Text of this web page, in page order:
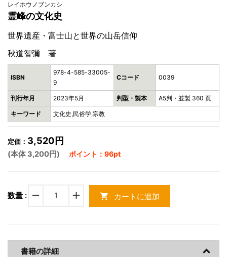
レイホウノブンカシ
霊峰の文化史
世界遺産・富士山と世界の山岳信仰
秋道智彌 著
ISBN
978-4-585-33005-
9
Cコード 0039
刊行年月 2023年5月 判型・製本 A5判・並製 360 頁
キーワード 文化史,民俗学,宗教
定価： 3,520円
(本体 3,200円) ポイント：96pt
数量 : remove add shopping_cart カートに追加
書籍の詳細